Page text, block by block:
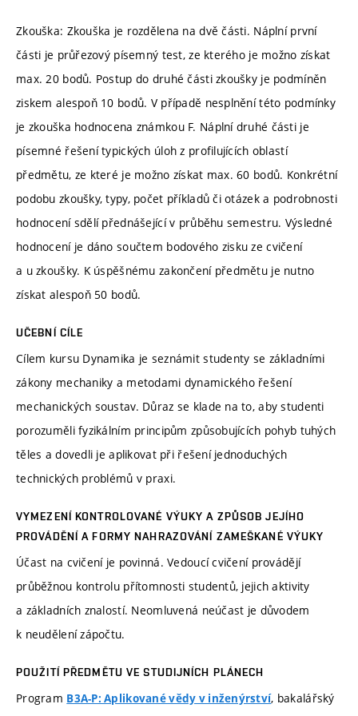
Zkouška: Zkouška je rozdělena na dvě části. Náplní první
části je průřezový písemný test, ze kterého je možno získat
max. 20 bodů. Postup do druhé části zkoušky je podmíněn
ziskem alespoň 10 bodů. V případě nesplnění této podmínky
je zkouška hodnocena známkou F. Náplní druhé části je
písemné řešení typických úloh z profilujících oblastí
předmětu, ze které je možno získat max. 60 bodů. Konkrétní
podobu zkoušky, typy, počet příkladů či otázek a podrobnosti
hodnocení sdělí přednášející v průběhu semestru. Výsledné
hodnocení je dáno součtem bodového zisku ze cvičení
a u zkoušky. K úspěšnému zakončení předmětu je nutno
získat alespoň 50 bodů.
UČEBNÍ CÍLE
Cílem kursu Dynamika je seznámit studenty se základními
zákony mechaniky a metodami dynamického řešení
mechanických soustav. Důraz se klade na to, aby studenti
porozuměli fyzikálním principům způsobujících pohyb tuhých
těles a dovedli je aplikovat při řešení jednoduchých
technických problémů v praxi.
VYMEZENÍ KONTROLOVANÉ VÝUKY A ZPŮSOB JEJÍHO
PROVÁDĚNÍ A FORMY NAHRAZOVÁNÍ ZAMEŠKANÉ VÝUKY
Účast na cvičení je povinná. Vedoucí cvičení provádějí
průběžnou kontrolu přítomnosti studentů, jejich aktivity
a základních znalostí. Neomluvená neúčast je důvodem
k neudělení zápočtu.
POUŽITÍ PŘEDMĚTU VE STUDIJNÍCH PLÁNECH
Program B3A-P: Aplikované vědy v inženýrství, bakalářský